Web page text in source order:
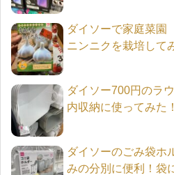
ダイソーで家庭菜
ニンニクを栽培して
ダイソー700円のラ
内収納に使ってみた
ダイソーのごみ袋ホ
みの分別に便利！袋